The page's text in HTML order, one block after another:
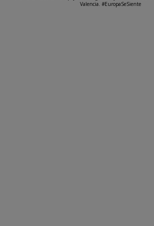
Valencia. #EuropaSeSiente